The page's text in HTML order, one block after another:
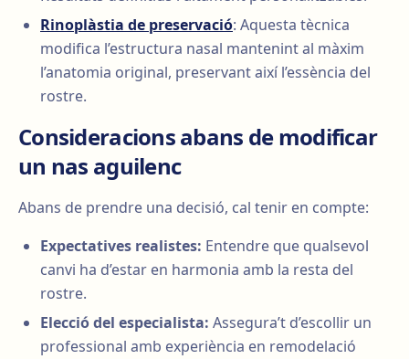
Rinoplàstia de preservació: Aquesta tècnica
modifica l’estructura nasal mantenint al màxim
l’anatomia original, preservant així l’essència del
rostre.
Consideracions abans de modificar
un nas aguilenc
Abans de prendre una decisió, cal tenir en compte:
Expectatives realistes: Entendre que qualsevol
canvi ha d’estar en harmonia amb la resta del
rostre.
Elecció del especialista: Assegura’t d’escollir un
professional amb experiència en remodelació